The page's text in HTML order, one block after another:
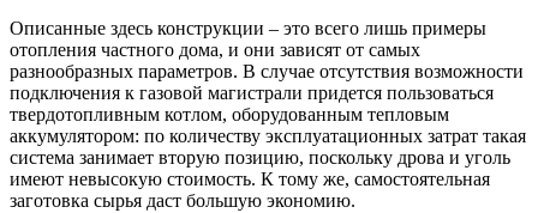
Описанные здесь конструкции – это всего лишь примеры
отопления частного дома, и они зависят от самых
разнообразных параметров. В случае отсутствия возможности
подключения к газовой магистрали придется пользоваться
твердотопливным котлом, оборудованным тепловым
аккумулятором: по количеству эксплуатационных затрат такая
система занимает вторую позицию, поскольку дрова и уголь
имеют невысокую стоимость. К тому же, самостоятельная
заготовка сырья даст большую экономию.